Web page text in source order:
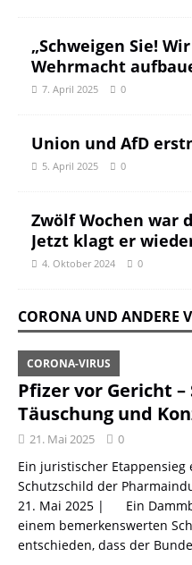
„Schweigen Sie!
Wehrmacht
7. April 2025 0
Union und AfD
5. April 2025 0
Zwölf Wochen war
Jetzt klagt er
4. Oktober 2024 0
CORONA UND ANDERE
Pfizer vor Gericht –
Täuschung und
CORONA-VIRUS
21. Mai 2025 0
Ein juristischer Etappensieg
Schutzschild der
21. Mai 2025 | Ein
einem bemerkenswerten
entschieden, dass der